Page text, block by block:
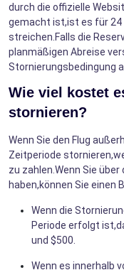
durch die offizielle
gemacht ist,ist es für 24
streichen.Falls die
planmäßigen Abreise
Stornierungsbedingung
Wie viel kostet
stornieren?
Wenn Sie den Flug
Zeitperiode
zu zahlen.Wenn Sie
haben,können Sie einen
Wenn die
Periode erfolgt
und $500.
Wenn es innerhalb